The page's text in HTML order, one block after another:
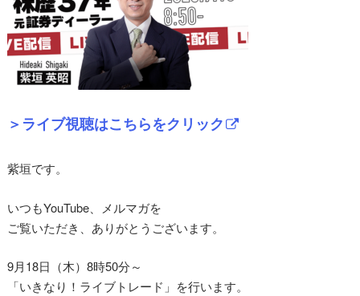
＞ライブ視聴はこちらをクリック
紫垣です。
いつもYouTube、メルマガを
ご覧いただき、ありがとうございます。
9月18日（木）8時50分～
「いきなり！ライブトレード」を行います。